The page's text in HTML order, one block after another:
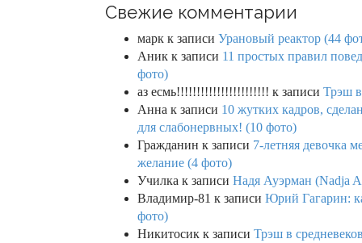
Свежие комментарии
марк к записи Урановый реактор (44
Аник к записи 11 простых правил
фото)
аз есмь!!!!!!!!!!!!!!!!!!!!!!! к записи Трэш в
Анна к записи 10 жутких кадров,
для слабонервных! (10 фото)
Гражданин к записи 7-летняя девочка
желание (4 фото)
Училка к записи Надя Ауэрман (Nadja
Владимир-81 к записи Юрий Гагарин:
фото)
Никитосик к записи Трэш в